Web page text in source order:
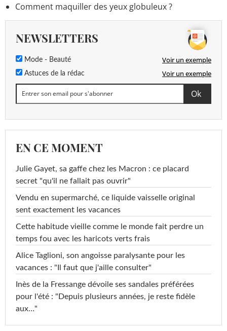
Comment maquiller des yeux globuleux ?
NEWSLETTERS
Mode - Beauté Voir un exemple
Astuces de la rédac Voir un exemple
EN CE MOMENT
Julie Gayet, sa gaffe chez les Macron : ce placard
secret "qu'il ne fallait pas ouvrir"
Vendu en supermarché, ce liquide vaisselle original
sent exactement les vacances
Cette habitude vieille comme le monde fait perdre un
temps fou avec les haricots verts frais
Alice Taglioni, son angoisse paralysante pour les
vacances : "Il faut que j'aille consulter"
Inès de la Fressange dévoile ses sandales préférées
pour l'été : "Depuis plusieurs années, je reste fidèle
aux…"